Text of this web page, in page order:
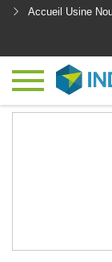
Accueil Usine